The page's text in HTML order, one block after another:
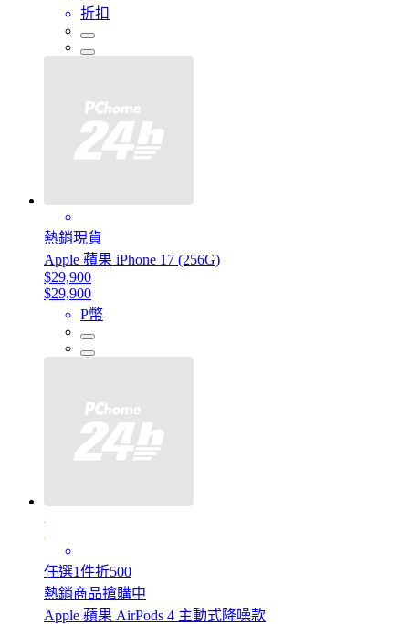
折扣
熱銷現貨
Apple 蘋果 iPhone 17 (256G)
$29,900
$29,900
P幣
任選1件折500
熱銷商品搶購中
Apple 蘋果 AirPods 4 主動式降噪款